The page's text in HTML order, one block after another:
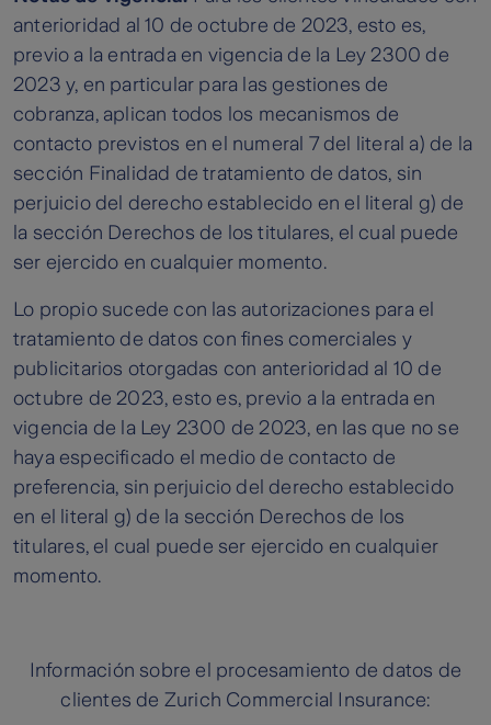
anterioridad al 10 de octubre de 2023, esto es,
previo a la entrada en vigencia de la Ley 2300 de
2023 y, en particular para las gestiones de
cobranza, aplican todos los mecanismos de
contacto previstos en el numeral 7 del literal a) de la
sección Finalidad de tratamiento de datos, sin
perjuicio del derecho establecido en el literal g) de
la sección Derechos de los titulares, el cual puede
ser ejercido en cualquier momento.
Lo propio sucede con las autorizaciones para el
tratamiento de datos con fines comerciales y
publicitarios otorgadas con anterioridad al 10 de
octubre de 2023, esto es, previo a la entrada en
vigencia de la Ley 2300 de 2023, en las que no se
haya especificado el medio de contacto de
preferencia, sin perjuicio del derecho establecido
en el literal g) de la sección Derechos de los
titulares, el cual puede ser ejercido en cualquier
momento.
Información sobre el procesamiento de datos de
clientes de Zurich Commercial Insurance: